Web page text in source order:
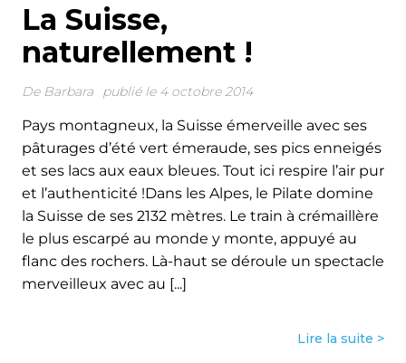
La Suisse,
naturellement !
De Barbara publié le 4 octobre 2014
Pays montagneux, la Suisse émerveille avec ses
pâturages d’été vert émeraude, ses pics enneigés
et ses lacs aux eaux bleues. Tout ici respire l’air pur
et l’authenticité !Dans les Alpes, le Pilate domine
la Suisse de ses 2132 mètres. Le train à crémaillère
le plus escarpé au monde y monte, appuyé au
flanc des rochers. Là-haut se déroule un spectacle
merveilleux avec au [...]
Lire la suite >